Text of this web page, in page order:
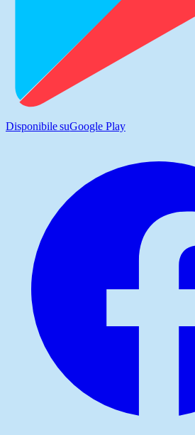
Disponibile suGoogle Play